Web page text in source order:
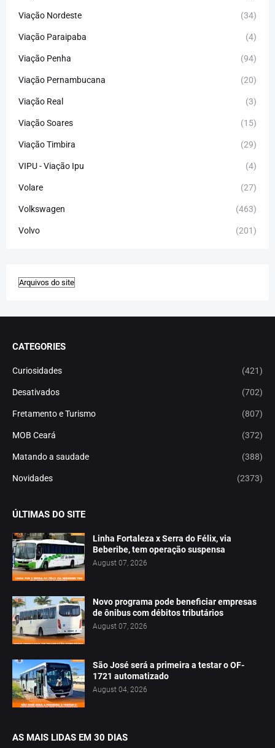
Viação Nordeste (34)
Viação Paraipaba (4)
Viação Penha (94)
Viação Pernambucana (20)
Viação Real (3)
Viação Soares (15)
Viação Timbira (29)
VIPU - Viação Ipu (4)
Volare (27)
Volkswagen (463)
Volvo (201)
CATEGORIES
Curiosidades (421)
Desativados (702)
Fretamento e Turismo (807)
MOB Ceará (372)
Matando a saudade (388)
Novidades (2373)
ÚLTIMAS DO SITE
Linha Fortaleza x Serra do Félix, via
Beberibe, tem operação suspensa
August 07, 2026
Novo programa pode beneficiar empresas
de ônibus com débitos tributários
August 07, 2026
São José será a primeira a testar o OF-
1721 automatizado
August 04, 2026
AS MAIS LIDAS EM 30 DIAS